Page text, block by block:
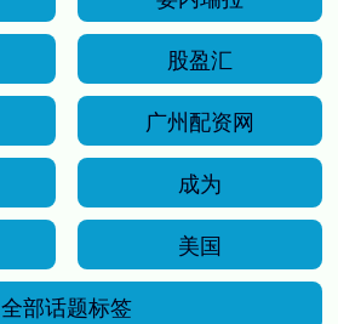
股盈汇
广州配资网
成为
美国
全部话题标签